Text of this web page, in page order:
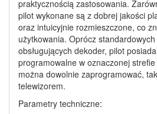
praktycznością zastosowania.
pilot wykonane są z dobrej jakości
oraz intuicyjnie rozmieszczone, co
użytkowania. Oprócz
obsługujących dekoder, pilot
programowalne w oznaczonej strefie
można dowolnie zaprogramować,
telewizorem.
Parametry techniczne: